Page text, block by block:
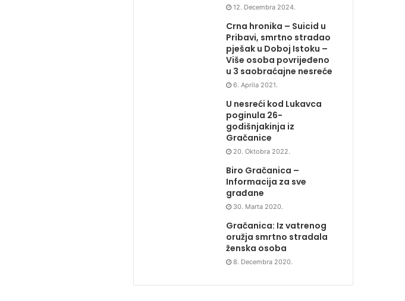
12. Decembra 2024.
Crna hronika – Suicid u
Pribavi, smrtno stradao
pješak u Doboj Istoku –
Više osoba povrijeđeno
u 3 saobraćajne nesreće
6. Aprila 2021.
U nesreći kod Lukavca
poginula 26-
godišnjakinja iz
Gračanice
20. Oktobra 2022.
Biro Gračanica –
Informacija za sve
građane
30. Marta 2020.
Gračanica: Iz vatrenog
oružja smrtno stradala
ženska osoba
8. Decembra 2020.